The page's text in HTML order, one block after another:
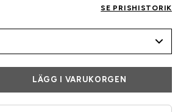
SE PRISHISTORIK
LÄGG I VARUKORGEN